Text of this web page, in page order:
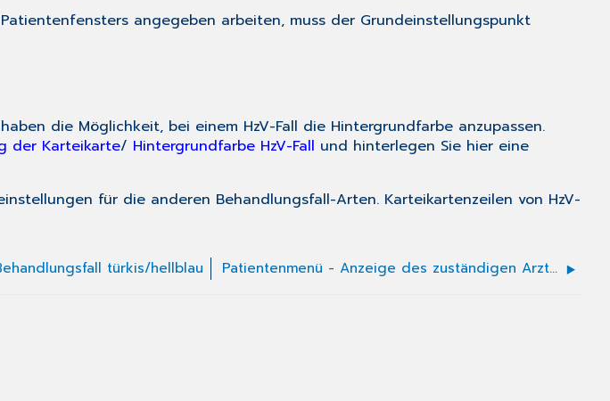
angegeben arbeiten, muss der Grundeinstellungspunkt
die Möglichkeit, bei einem HzV-Fall die Hintergrundfarbe anzupassen.
der Karteikarte/ Hintergrundfarbe HzV-Fall und hinterlegen Sie hier eine
für die anderen Behandlungsfall-Arten. Karteikartenzeilen von HzV-
türkis/hellblau Patientenmenü - Anzeige des zuständigen Arztes